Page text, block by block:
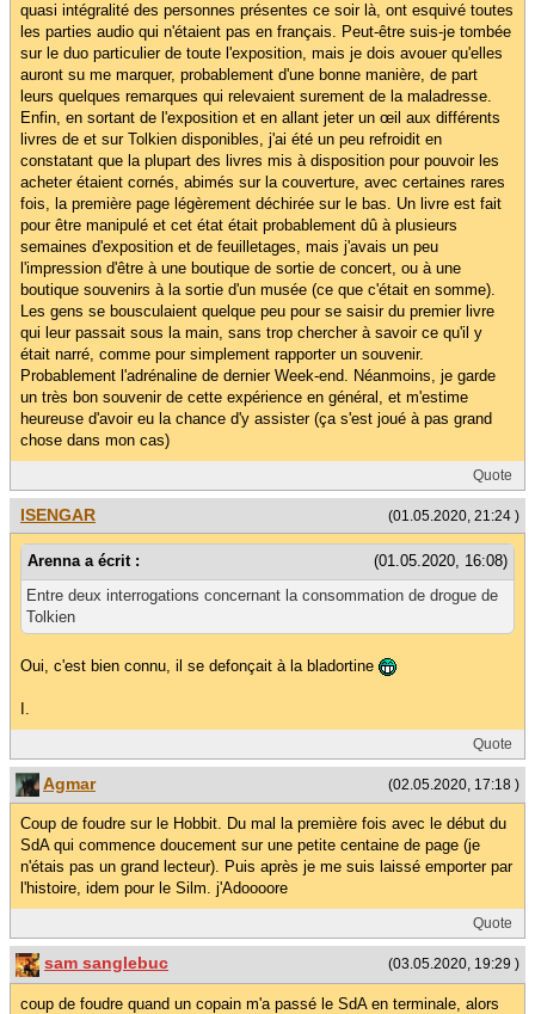
quasi intégralité des personnes présentes ce soir là, ont esquivé toutes
les parties audio qui n'étaient pas en français. Peut-être suis-je tombée
sur le duo particulier de toute l'exposition, mais je dois avouer qu'elles
auront su me marquer, probablement d'une bonne manière, de part
leurs quelques remarques qui relevaient surement de la maladresse.
Enfin, en sortant de l'exposition et en allant jeter un œil aux différents
livres de et sur Tolkien disponibles, j'ai été un peu refroidit en
constatant que la plupart des livres mis à disposition pour pouvoir les
acheter étaient cornés, abimés sur la couverture, avec certaines rares
fois, la première page légèrement déchirée sur le bas. Un livre est fait
pour être manipulé et cet état était probablement dû à plusieurs
semaines d'exposition et de feuilletages, mais j'avais un peu
l'impression d'être à une boutique de sortie de concert, ou à une
boutique souvenirs à la sortie d'un musée (ce que c'était en somme).
Les gens se bousculaient quelque peu pour se saisir du premier livre
qui leur passait sous la main, sans trop chercher à savoir ce qu'il y
était narré, comme pour simplement rapporter un souvenir.
Probablement l'adrénaline de dernier Week-end. Néanmoins, je garde
un très bon souvenir de cette expérience en général, et m'estime
heureuse d'avoir eu la chance d'y assister (ça s'est joué à pas grand
chose dans mon cas)
Quote
(01.05.2020, 21:24 )
ISENGAR
(01.05.2020, 16:08)
Arenna a écrit :
Entre deux interrogations concernant la consommation de drogue de
Tolkien
Oui, c'est bien connu, il se defonçait à la bladortine
Quote
(02.05.2020, 17:18 )
Agmar
Coup de foudre sur le Hobbit. Du mal la première fois avec le début du
SdA qui commence doucement sur une petite centaine de page (je
n'étais pas un grand lecteur). Puis après je me suis laissé emporter par
l'histoire, idem pour le Silm. j'Adoooore
Quote
(03.05.2020, 19:29 )
sam sanglebuc
coup de foudre quand un copain m'a passé le SdA en terminale, alors